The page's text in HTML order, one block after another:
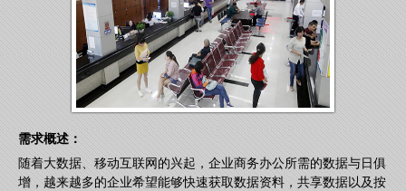
需求概述：
随着大数据、移动互联网的兴起，企业商务办公所需的数据与日俱
增，越来越多的企业希望能够快速获取数据资料，共享数据以及按